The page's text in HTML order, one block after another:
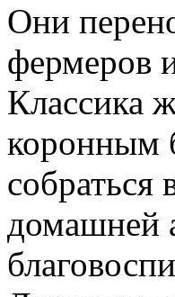
Они
фермеров
Классика
коронным
собраться
домашней